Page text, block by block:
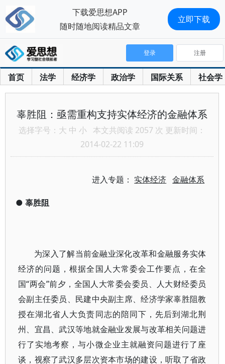
首页 法学 经济学 政治学 国际关系 社会学
登录 注册
辜胜阻：亟需重构支持实体经济的金融体系
选择字号： 大 中 小 本文共阅读 2057 次 更新时间：
2014-02-22 11:09
进入专题： 实体经济 金融体系
● 辜胜阻
为深入了解当前金融业深化改革和金融服务实体
经济的问题，根据全国人大常委会工作要点，在全
国“两会”前夕，全国人大常委会委员、人大财经委员
会副主任委员、民建中央副主席、经济学家辜胜阻教
授在湖北省人大负责同志的陪同下，先后到湖北荆
州、宜昌、武汉等地就金融业发展与改革相关问题进
行了实地考察，与小微企业主就融资问题进行了座
谈，视察了武汉多层次资本市场的建设，听取了省政
下载爱思想APP
随时随地阅读精品文章
立即下载